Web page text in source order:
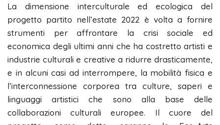
La dimensione interculturale ed ecologica del
progetto partito nell’estate 2022 è volta a fornire
strumenti per affrontare la crisi sociale ed
economica degli ultimi anni che ha costretto artisti e
industrie culturali e creative a ridurre drasticamente,
e in alcuni casi ad interrompere, la mobilità fisica e
l’interconnessione corporea tra culture, saperi e
linguaggi artistici che sono alla base delle
collaborazioni culturali europee. Il cuore del